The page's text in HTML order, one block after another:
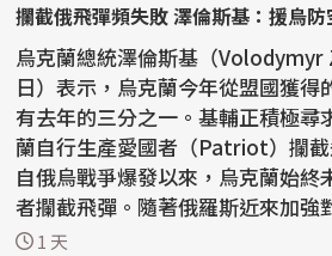
攔截俄飛彈頻失敗 澤倫斯基：援烏
烏克蘭總統澤倫斯基（
日）表示，烏克蘭今年從盟國獲得
有去年的三分之一。基輔正積極尋
蘭自行生產愛國者（Patriot）攔截飛彈。 路透
自俄烏戰爭爆發以來，烏克蘭始終
者攔截飛彈。隨著俄羅斯近來加強
南部...
1 天